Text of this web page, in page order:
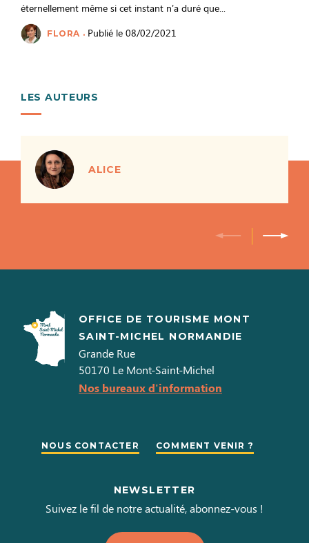
éternellement même si cet instant n’a duré que...
FLORA Publié le 08/02/2021
LES AUTEURS
ALICE
OFFICE DE TOURISME MONT
SAINT-MICHEL NORMANDIE
Grande Rue
50170 Le Mont-Saint-Michel
Nos bureaux d'information
NOUS CONTACTER COMMENT VENIR ?
NEWSLETTER
Suivez le fil de notre actualité, abonnez-vous !